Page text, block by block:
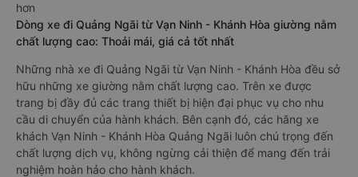
hơn
Dòng xe đi Quảng Ngãi từ Vạn Ninh - Khánh Hòa giường nằm
chất lượng cao: Thoải mái, giá cả tốt nhất
Những nhà xe đi Quảng Ngãi từ Vạn Ninh - Khánh Hòa đều sở
hữu những xe giường nằm chất lượng cao. Trên xe được
trang bị đầy đủ các trang thiết bị hiện đại phục vụ cho nhu
cầu di chuyển của hành khách. Bên cạnh đó, các hãng xe
khách Vạn Ninh - Khánh Hòa Quảng Ngãi luôn chú trọng đến
chất lượng dịch vụ, không ngừng cải thiện để mang đến trải
nghiệm hoàn hảo cho hành khách.